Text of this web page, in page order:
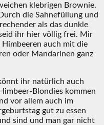
klebrigen Brownie.
die Sahnefüllung und
als das dunkle
ihr hier völlig frei. Mir
auch mit die
oder Mandarinen ganz
ihr natürlich auch
Blondies kommen
vor allem auch im
gut zu essen
sind und man gar nicht